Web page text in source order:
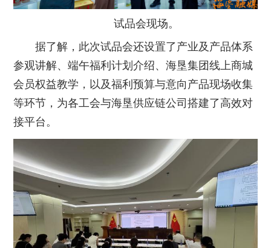
试品会现场。
据了解，此次试品会还设置了产业及产品体系
参观讲解、端午福利计划介绍、海垦集团线上商城
会员权益教学，以及福利预算与意向产品现场收集
等环节，为各工会与海垦供应链公司搭建了高效对
接平台。